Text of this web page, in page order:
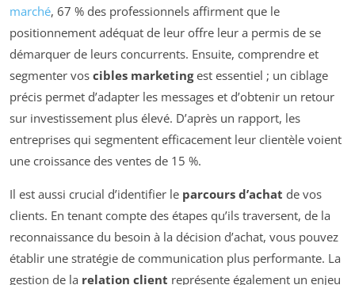
marché, 67 % des professionnels affirment que le
positionnement adéquat de leur offre leur a permis de se
démarquer de leurs concurrents. Ensuite, comprendre et
segmenter vos cibles marketingest essentiel ; un ciblage
précis permet d’adapter les messages et d’obtenir un retour
sur investissement plus élevé. D’après un rapport, les
entreprises qui segmentent efficacement leur clientèle voient
une croissance des ventes de 15 %.
Il est aussi crucial d’identifier le parcours d’achat de vos
clients. En tenant compte des étapes qu’ils traversent, de la
reconnaissance du besoin à la décision d’achat, vous pouvez
établir une stratégie de communication plus performante. La
gestion de la relation client représente également un enjeu